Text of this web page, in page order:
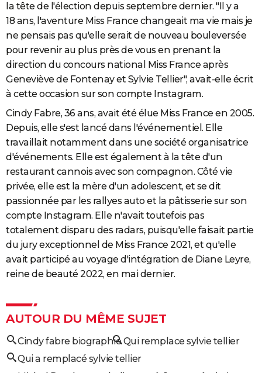
la tête de l'élection depuis septembre dernier. "Il y a
18 ans, l'aventure Miss France changeait ma vie mais je
ne pensais pas qu'elle serait de nouveau bouleversée
pour revenir au plus près de vous en prenant la
direction du concours national Miss France après
Geneviève de Fontenay et Sylvie Tellier", avait-elle écrit
à cette occasion sur son compte Instagram.
Cindy Fabre, 36 ans, avait été élue Miss France en 2005.
Depuis, elle s'est lancé dans l'événementiel. Elle
travaillait notamment dans une société organisatrice
d'événements. Elle est également à la tête d'un
restaurant cannois avec son compagnon. Côté vie
privée, elle est la mère d'un adolescent, et se dit
passionnée par les rallyes auto et la pâtisserie sur son
compte Instagram. Elle n'avait toutefois pas
totalement disparu des radars, puisqu'elle faisait partie
du jury exceptionnel de Miss France 2021, et qu'elle
avait participé au voyage d'intégration de Diane Leyre,
reine de beauté 2022, en mai dernier.
AUTOUR DU MÊME SUJET
Cindy fabre biographie Qui remplace sylvie tellier
Qui a remplacé sylvie tellier